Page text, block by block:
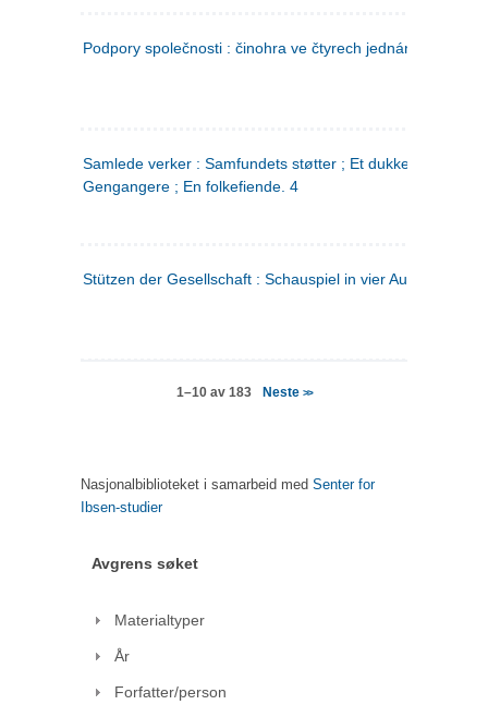
Podpory společnosti : činohra ve čtyrech jednáních
Samlede verker : Samfundets støtter ; Et dukkehjem ;
Gengangere ; En folkefiende. 4
Stützen der Gesellschaft : Schauspiel in vier Aufzügen
1–10 av 183 Neste >>
Nasjonalbiblioteket i samarbeid med Senter for
Ibsen-studier
Avgrens søket
Materialtyper
År
Forfatter/person